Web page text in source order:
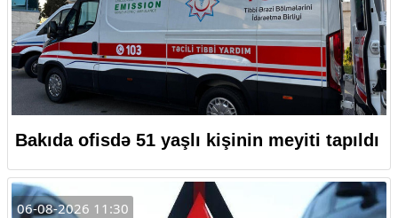
Bakıda ofisdə 51 yaşlı kişinin meyiti tapıldı
06-08-2026 11:30